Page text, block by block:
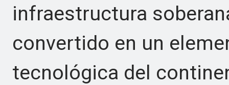
infraestructura
convertido en un
tecnológica del